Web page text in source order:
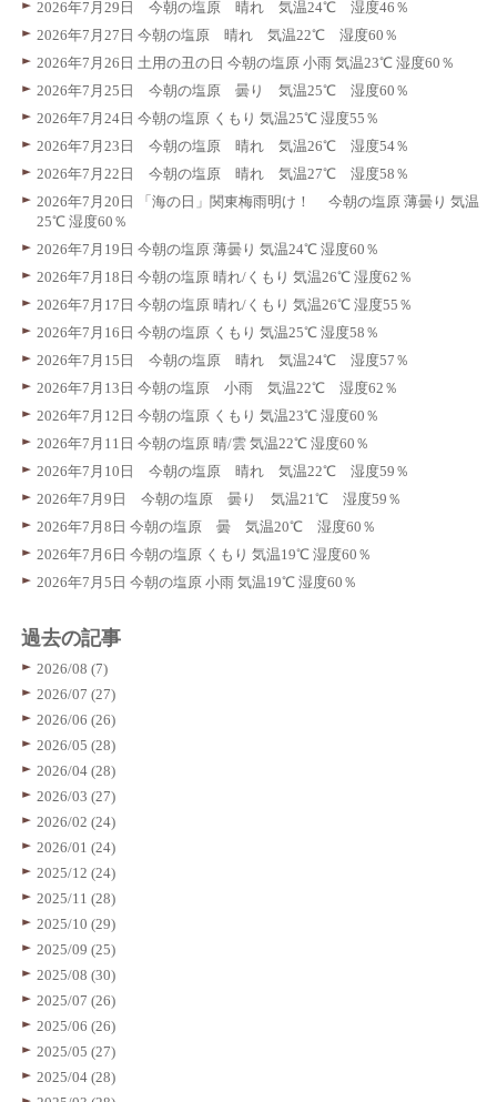
2026年7月29日 今朝の塩原 晴れ 気温24℃ 湿度46％
2026年7月27日 今朝の塩原 晴れ 気温22℃ 湿度60％
2026年7月26日 土用の丑の日 今朝の塩原 小雨 気温23℃ 湿度60％
2026年7月25日 今朝の塩原 曇り 気温25℃ 湿度60％
2026年7月24日 今朝の塩原 くもり 気温25℃ 湿度55％
2026年7月23日 今朝の塩原 晴れ 気温26℃ 湿度54％
2026年7月22日 今朝の塩原 晴れ 気温27℃ 湿度58％
2026年7月20日 「海の日」関東梅雨明け！ 今朝の塩原 薄曇り 気温
25℃ 湿度60％
2026年7月19日 今朝の塩原 薄曇り 気温24℃ 湿度60％
2026年7月18日 今朝の塩原 晴れ/くもり 気温26℃ 湿度62％
2026年7月17日 今朝の塩原 晴れ/くもり 気温26℃ 湿度55％
2026年7月16日 今朝の塩原 くもり 気温25℃ 湿度58％
2026年7月15日 今朝の塩原 晴れ 気温24℃ 湿度57％
2026年7月13日 今朝の塩原 小雨 気温22℃ 湿度62％
2026年7月12日 今朝の塩原 くもり 気温23℃ 湿度60％
2026年7月11日 今朝の塩原 晴/雲 気温22℃ 湿度60％
2026年7月10日 今朝の塩原 晴れ 気温22℃ 湿度59％
2026年7月9日 今朝の塩原 曇り 気温21℃ 湿度59％
2026年7月8日 今朝の塩原 曇 気温20℃ 湿度60％
2026年7月6日 今朝の塩原 くもり 気温19℃ 湿度60％
2026年7月5日 今朝の塩原 小雨 気温19℃ 湿度60％
過去の記事
2026/08 (7)
2026/07 (27)
2026/06 (26)
2026/05 (28)
2026/04 (28)
2026/03 (27)
2026/02 (24)
2026/01 (24)
2025/12 (24)
2025/11 (28)
2025/10 (29)
2025/09 (25)
2025/08 (30)
2025/07 (26)
2025/06 (26)
2025/05 (27)
2025/04 (28)